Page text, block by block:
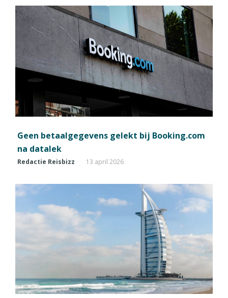
Geen betaalgegevens gelekt bij Booking.com
na datalek
Redactie Reisbizz 13 april 2026